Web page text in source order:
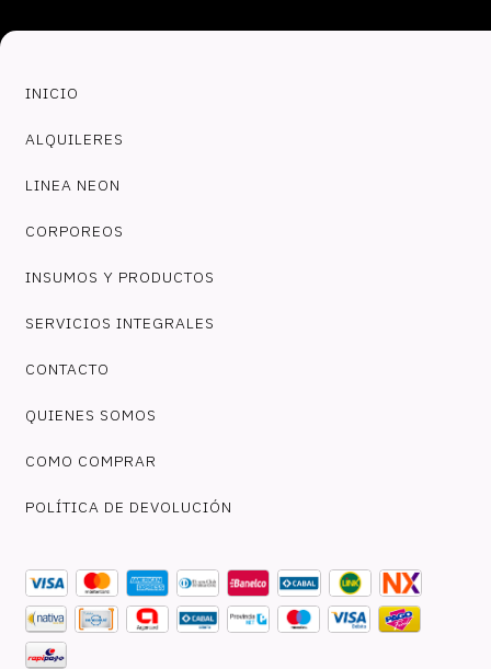
INICIO
ALQUILERES
LINEA NEON
CORPOREOS
INSUMOS Y PRODUCTOS
SERVICIOS INTEGRALES
CONTACTO
QUIENES SOMOS
COMO COMPRAR
POLÍTICA DE DEVOLUCIÓN